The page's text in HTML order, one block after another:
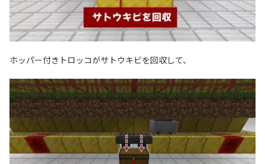
ホッパー付きトロッコがサトウキビを回収して、